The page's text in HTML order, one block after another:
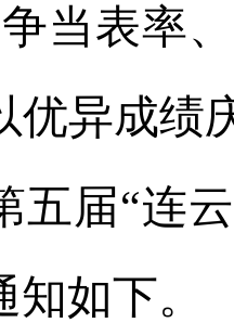
争当表率
优异成绩
五届“连
知如下。